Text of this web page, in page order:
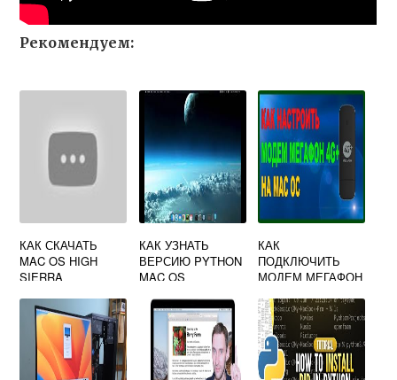
Рекомендуем:
КАК СКАЧАТЬ
MAC OS HIGH
SIERRA
КАК УЗНАТЬ
ВЕРСИЮ PYTHON
MAC OS
КАК
ПОДКЛЮЧИТЬ
МОДЕМ МЕГАФОН
ПОШАГОВАЯ
ИНСТРУКЦИЯ